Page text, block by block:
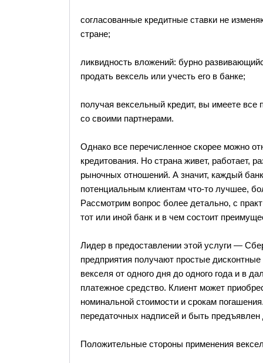
согласованные кредитные ставки не
стране;
ликвидность вложений: бурно
продать вексель или учесть его в банке;
получая вексельный кредит, вы имеете
со своими партнерами.
Однако все перечисленное скорее можно
кредитования. Но страна живет, работает,
рыночных отношений. А значит, каждый
потенциальным клиентам что-то лучшее,
Рассмотрим вопрос более детально, с
тот или иной банк и в чем состоит
Лидер в предоставлении этой услуги —
предприятия получают простые
векселя от одного дня до одного года и в
платежное средство. Клиент может
номинальной стоимости и срокам
передаточных надписей и быть
Положительные стороны применения